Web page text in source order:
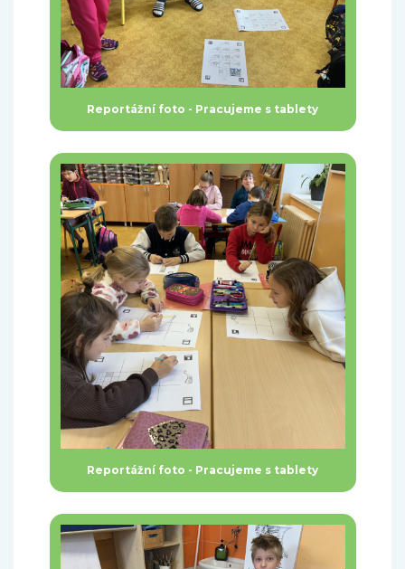
Reportážní foto - Pracujeme s tablety
Reportážní foto - Pracujeme s tablety